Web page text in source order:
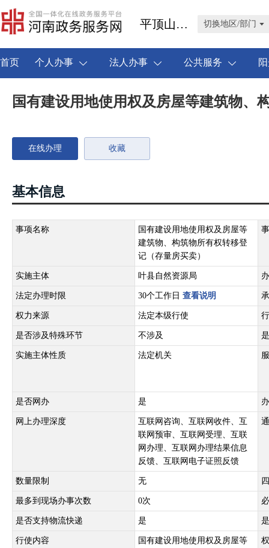
平顶山市叶县 切换地区/部门
首页 个人办事 法人办事 公共服务
国有建设用地使用权及房屋等建筑物、
在线办理 收藏
基本信息
事项名称
国有建设用地使用权及房屋等
建筑物、构筑物所有权转移登
记（存量房买卖）
实施主体 叶县自然资源局
法定办理时限 30个工作日 查看说明
权力来源 法定本级行使
是否涉及特殊环节 不涉及
实施主体性质 法定机关
是否网办 是
网上办理深度
互联网咨询、互联网收件、互
联网预审、互联网受理、互联
网办理、互联网办理结果信息
反馈、互联网电子证照反馈
数量限制 无
最多到现场办事次数 0次
是否支持物流快递 是
行使内容
国有建设用地使用权及房屋等